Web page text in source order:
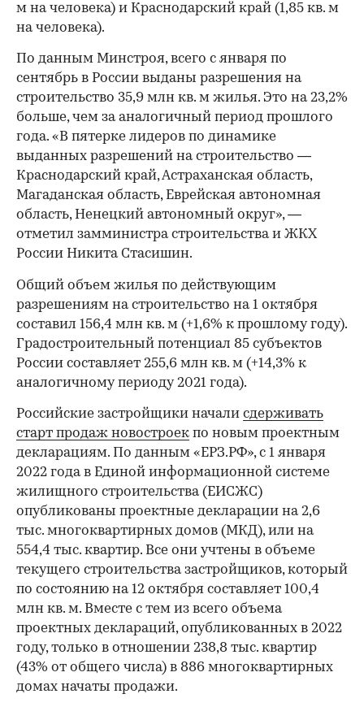
м на человека) и Краснодарский край (1,85 кв. м
на человека).
По данным Минстроя, всего с января по
сентябрь в России выданы разрешения на
строительство 35,9 млн кв. м жилья. Это на 23,2%
больше, чем за аналогичный период прошлого
года. «В пятерке лидеров по динамике
выданных разрешений на строительство —
Краснодарский край, Астраханская область,
Магаданская область, Еврейская автономная
область, Ненецкий автономный округ», —
отметил замминистра строительства и ЖКХ
России Никита Стасишин.
Общий объем жилья по действующим
разрешениям на строительство на 1 октября
составил 156,4 млн кв. м (+1,6% к прошлому году).
Градостроительный потенциал 85 субъектов
России составляет 255,6 млн кв. м (+14,3% к
аналогичному периоду 2021 года).
Российские застройщики начали сдерживать
старт продаж новостроек по новым проектным
декларациям. По данным «ЕРЗ.РФ», с 1 января
2022 года в Единой информационной системе
жилищного строительства (ЕИСЖС)
опубликованы проектные декларации на 2,6
тыс. многоквартирных домов (МКД), или на
554,4 тыс. квартир. Все они учтены в объеме
текущего строительства застройщиков, который
по состоянию на 12 октября составляет 100,4
млн кв. м. Вместе с тем из всего объема
проектных деклараций, опубликованных в 2022
году, только в отношении 238,8 тыс. квартир
(43% от общего числа) в 886 многоквартирных
домах начаты продажи.